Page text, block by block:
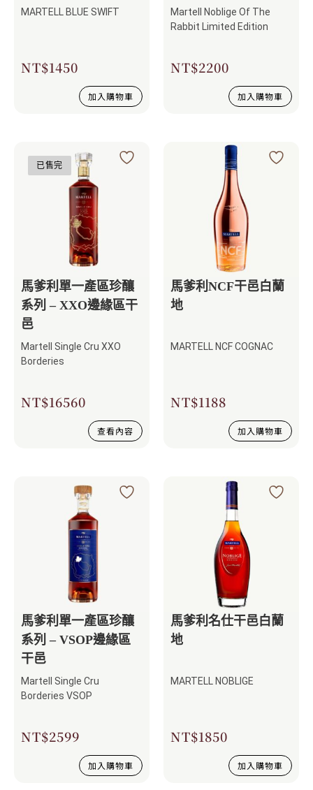
MARTELL BLUE SWIFT
NT$1450
加入購物車
Martell Noblige Of The
Rabbit Limited Edition
NT$2200
加入購物車
已售完
馬爹利單一產區珍釀
系列 – XXO邊緣區干
邑
Martell Single Cru XXO
Borderies
NT$16560
查看內容
馬爹利NCF干邑白蘭
地
MARTELL NCF COGNAC
NT$1188
加入購物車
馬爹利單一產區珍釀
系列 – VSOP邊緣區
干邑
Martell Single Cru
Borderies VSOP
NT$2599
加入購物車
馬爹利名仕干邑白蘭
地
MARTELL NOBLIGE
NT$1850
加入購物車